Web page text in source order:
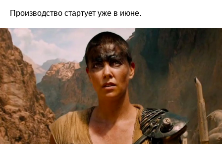
Производство стартует уже в июне.